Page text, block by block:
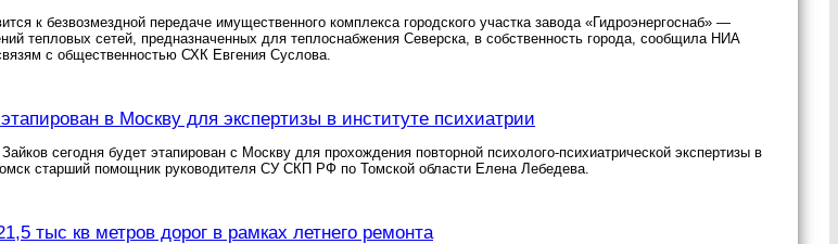
к безвозмездной передаче имущественного комплекса городского участка завода «Гидроэнергоснаб» —
тепловых сетей, предназначенных для теплоснабжения Северска, в собственность города, сообщила НИА
с общественностью СХК Евгения Суслова.
в Москву для экспертизы в институте психиатрии
сегодня будет этапирован с Москву для прохождения повторной психолого-психиатрической экспертизы в
старший помощник руководителя СУ СКП РФ по Томской области Елена Лебедева.
тыс кв метров дорог в рамках летнего ремонта